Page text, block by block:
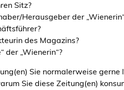
Sitz?
Herausgeber der
des Magazins?
der „Wienerin“?
Sie normalerweise gerne
Sie diese Zeitung(en)